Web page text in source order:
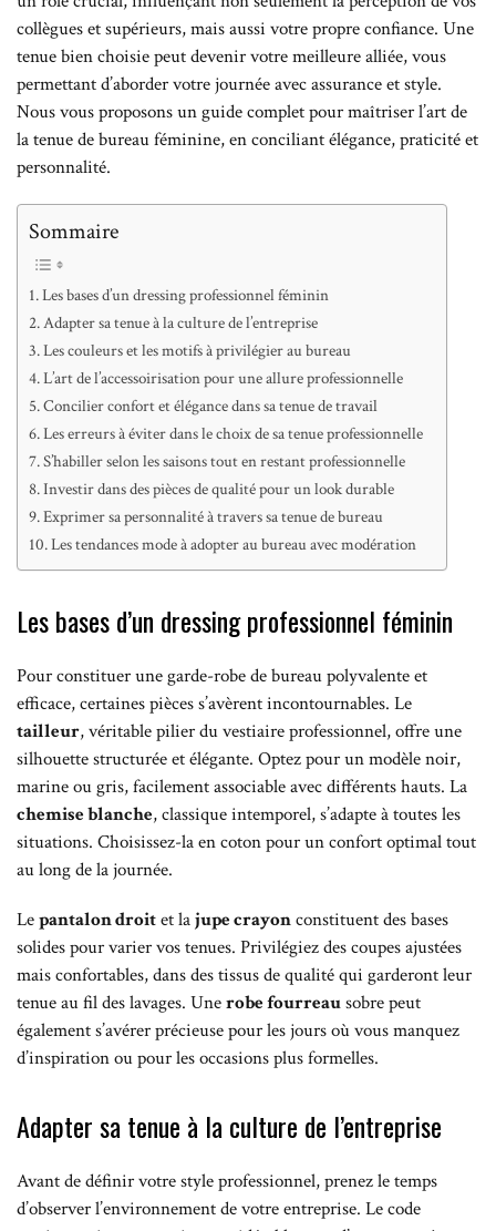
collègues et supérieurs, mais aussi votre propre confiance. Une
tenue bien choisie peut devenir votre meilleure alliée, vous
permettant d’aborder votre journée avec assurance et style.
Nous vous proposons un guide complet pour maîtriser l’art de
la tenue de bureau féminine, en conciliant élégance, praticité et
personnalité.
Sommaire
Les bases d’un dressing professionnel féminin
Adapter sa tenue à la culture de l’entreprise
Les couleurs et les motifs à privilégier au bureau
L’art de l’accessoirisation pour une allure professionnelle
Concilier confort et élégance dans sa tenue de travail
Les erreurs à éviter dans le choix de sa tenue professionnelle
S’habiller selon les saisons tout en restant professionnelle
Investir dans des pièces de qualité pour un look durable
Exprimer sa personnalité à travers sa tenue de bureau
Les tendances mode à adopter au bureau avec modération
Les bases d’un dressing professionnel féminin
Pour constituer une garde-robe de bureau polyvalente et
efficace, certaines pièces s’avèrent incontournables. Le
tailleur, véritable pilier du vestiaire professionnel, offre une
silhouette structurée et élégante. Optez pour un modèle noir,
marine ou gris, facilement associable avec différents hauts. La
chemise blanche, classique intemporel, s’adapte à toutes les
situations. Choisissez-la en coton pour un confort optimal tout
au long de la journée.
Lepantalon droitet lajupe crayonconstituent des bases
solides pour varier vos tenues. Privilégiez des coupes ajustées
mais confortables, dans des tissus de qualité qui garderont leur
tenue au fil des lavages. Unerobe fourreausobre peut
également s’avérer précieuse pour les jours où vous manquez
d’inspiration ou pour les occasions plus formelles.
Adapter sa tenue à la culture de l’entreprise
Avant de définir votre style professionnel, prenez le temps
d’observer l’environnement de votre entreprise. Le code